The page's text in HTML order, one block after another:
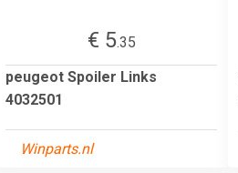
€ 5.35
peugeot Spoiler Links
4032501
Winparts.nl